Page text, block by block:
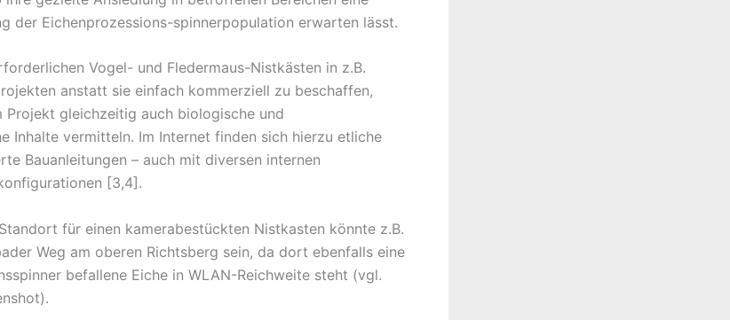
der Eichenprozessions-spinnerpopulation erwarten lässt.
Vogel- und Fledermaus-Nistkästen in z.B.
anstatt sie einfach kommerziell zu beschaffen,
Projekt gleichzeitig auch biologische und
Inhalte vermitteln. Im Internet finden sich hierzu etliche
Bauanleitungen – auch mit diversen internen
[3,4].
für einen kamerabestückten Nistkasten könnte z.B.
Weg am oberen Richtsberg sein, da dort ebenfalls eine
befallene Eiche in WLAN-Reichweite steht (vgl.